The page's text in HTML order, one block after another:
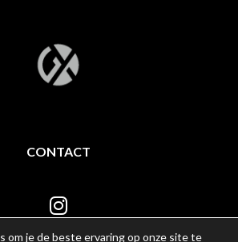
CONTACT
om je de beste ervaring op onze site te